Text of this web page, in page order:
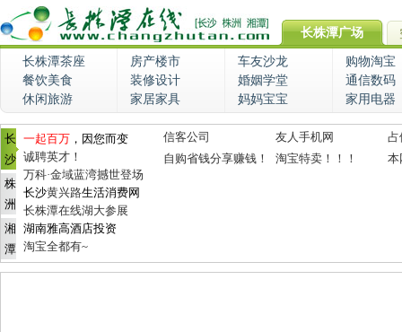
长株潭广场
长株潭茶座 房产楼市 车友沙龙
购物淘宝
餐饮美食
装修设计 婚姻学堂
通信数码
休闲旅游
家居家具 妈妈宝宝 家用电器
长
沙
株
洲
湘
潭
一起百万 ，因您而变
诚聘英才！
万科·金域蓝湾撼世登场
长沙黄兴路生活消费网
长株潭在线湖大参展
湖南雅高酒店投资
淘宝全都有~
信客公司 友人手机网
占
自购省钱分享赚钱！
淘宝特卖！！！ 本